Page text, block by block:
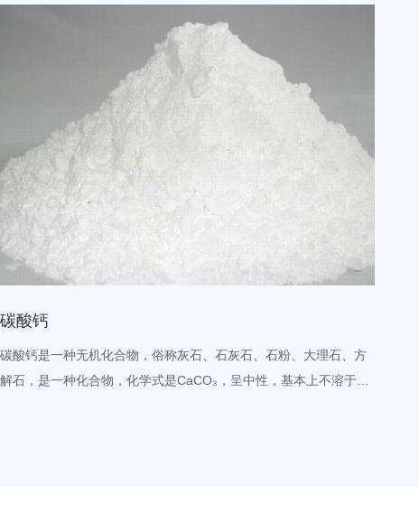
碳酸钙
碳酸钙是一种无机化合物，俗称灰石、石灰石、石粉、大理石、方
解石，是一种化合物，化学式是CaCO₃，呈中性，基本上不溶于